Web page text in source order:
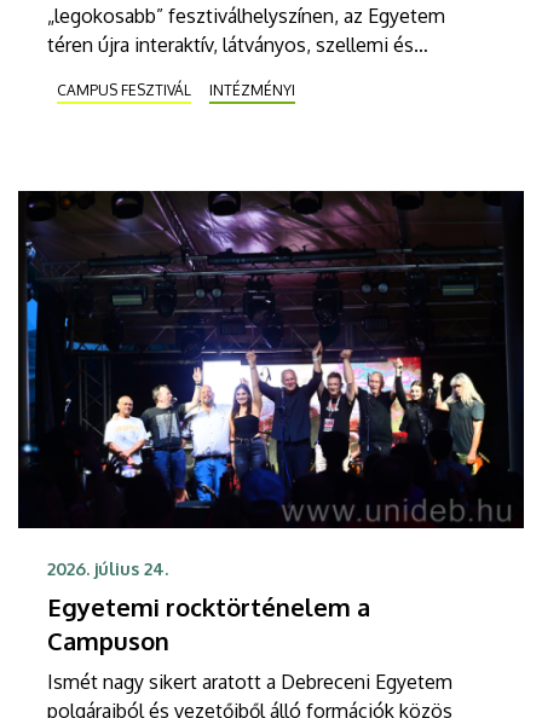
„legokosabb” fesztiválhelyszínen, az Egyetem
téren újra interaktív, látványos, szellemi és
vehetnek részt a fesztiválozók. Az Unipass-Alumni
világot formáló matematikai gondolkodásmódról
lesz szó. A Debreceni Egyetem Színpadon ott lesz
a fellépők között L.L. Junior, OG FLUOR és a
SHYGYS.
CAMPUS FESZTIVÁL INTÉZMÉNYI
2026. július 24.
Egyetemi rocktörténelem a
Campuson
Ismét nagy sikert aratott a Debreceni Egyetem
polgáraiból és vezetőiből álló formációk közös